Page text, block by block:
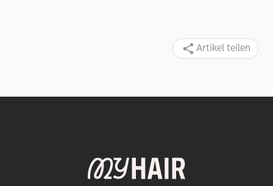
Artikel teilen